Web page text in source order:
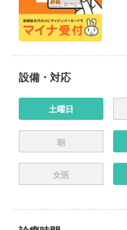
設備・対応
土曜日
朝
女医